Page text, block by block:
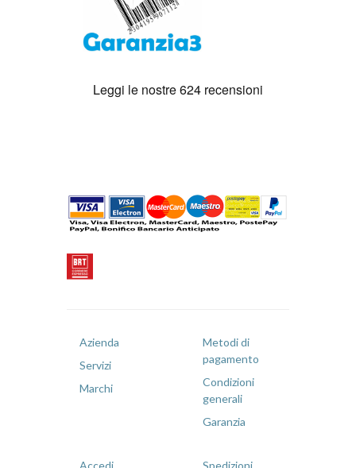
Azienda
Servizi
Marchi
Metodi di
pagamento
Condizioni
generali
Garanzia
Accedi Spedizioni